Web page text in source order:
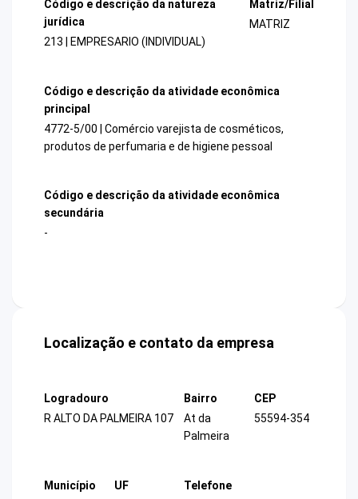
Código e descrição da natureza
jurídica
213 | EMPRESARIO (INDIVIDUAL)
Matriz/Filial
MATRIZ
Código e descrição da atividade econômica
principal
4772-5/00 | Comércio varejista de cosméticos,
produtos de perfumaria e de higiene pessoal
Código e descrição da atividade econômica
secundária
-
Localização e contato da empresa
Logradouro
R ALTO DA PALMEIRA 107
Bairro
At da
Palmeira
CEP
55594-354
Município
UF
Telefone